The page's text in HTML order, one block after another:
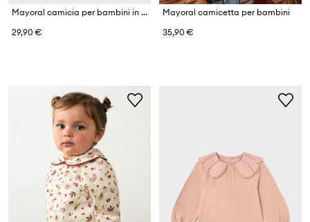
Mayoral camicia per bambini in viscosa
29,90 €
Mayoral camicetta per bambini
35,90 €